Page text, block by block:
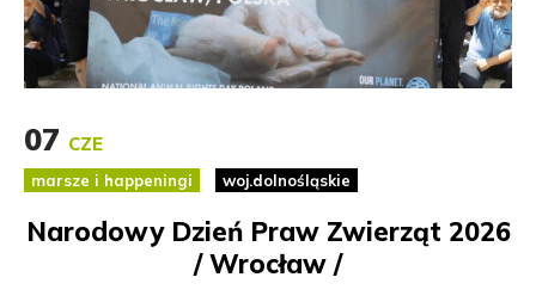
07 CZE
marsze i happeningi woj.dolnośląskie
Narodowy Dzień Praw Zwierząt 2026
/ Wrocław /